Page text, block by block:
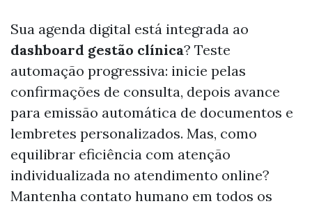
Sua agenda digital está integrada ao
dashboard gestão clínica? Teste
automação progressiva: inicie pelas
confirmações de consulta, depois avance
para emissão automática de documentos e
lembretes personalizados. Mas, como
equilibrar eficiência com atenção
individualizada no atendimento online?
Mantenha contato humano em todos os